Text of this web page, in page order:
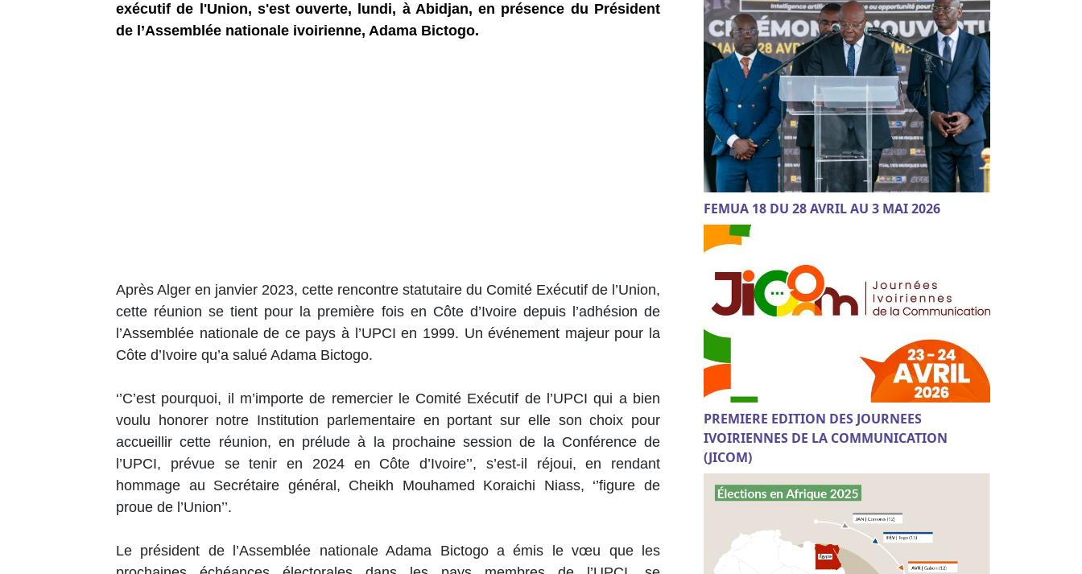
exécutif de l'Union, s'est ouverte, lundi, à Abidjan, en présence du Président
de l’Assemblée nationale ivoirienne, Adama Bictogo.
Après Alger en janvier 2023, cette rencontre statutaire du Comité Exécutif de l’Union,
cette réunion se tient pour la première fois en Côte d’Ivoire depuis l’adhésion de
l’Assemblée nationale de ce pays à l’UPCI en 1999. Un événement majeur pour la
Côte d’Ivoire qu’a salué Adama Bictogo.
‘’C’est pourquoi, il m’importe de remercier le Comité Exécutif de l’UPCI qui a bien
voulu honorer notre Institution parlementaire en portant sur elle son choix pour
accueillir cette réunion, en prélude à la prochaine session de la Conférence de
l’UPCI, prévue se tenir en 2024 en Côte d’Ivoire’’, s’est-il réjoui, en rendant
hommage au Secrétaire général, Cheikh Mouhamed Koraichi Niass, ‘’figure de
proue de l’Union’’.
Le président de l’Assemblée nationale Adama Bictogo a émis le vœu que les
FEMUA 18 DU 28 AVRIL AU 3 MAI 2026
PREMIERE EDITION DES JOURNEES
IVOIRIENNES DE LA COMMUNICATION
(JICOM)